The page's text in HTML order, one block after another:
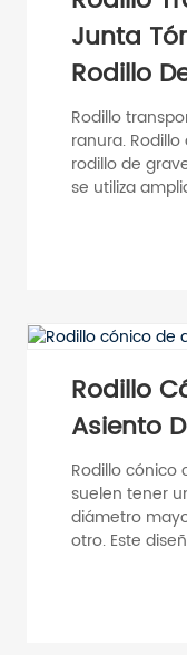
Velocidad
Junta
Rodillo
Rodillo
ranura.
rodillo de
se utiliza
ensamblaje,
Diámetro del
del eje d
carbono
Rodillo
Asiento
Rodillo cónico
suelen tener
diámetro
otro. Este
curvas de un
cónicos